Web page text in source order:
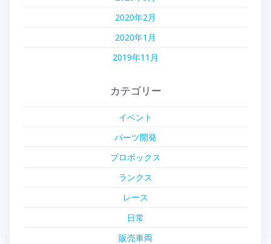
2020年2月
2020年1月
2019年11月
カテゴリー
イベント
パーツ開発
プロボックス
ランクス
レース
日常
販売車両